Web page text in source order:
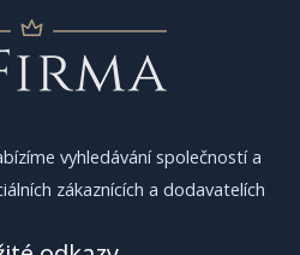
vyhledávání společností a
zákaznících a dodavatelích